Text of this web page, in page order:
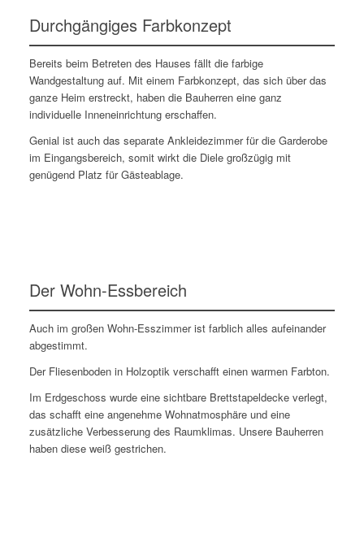
Durchgängiges Farbkonzept
Bereits beim Betreten des Hauses fällt die farbige
Wandgestaltung auf. Mit einem Farbkonzept, das sich über das
ganze Heim erstreckt, haben die Bauherren eine ganz
individuelle Inneneinrichtung erschaffen.
Genial ist auch das separate Ankleidezimmer für die Garderobe
im Eingangsbereich, somit wirkt die Diele großzügig mit
genügend Platz für Gästeablage.
Der Wohn-Essbereich
Auch im großen Wohn-Esszimmer ist farblich alles aufeinander
abgestimmt.
Der Fliesenboden in Holzoptik verschafft einen warmen Farbton.
Im Erdgeschoss wurde eine sichtbare Brettstapeldecke verlegt,
das schafft eine angenehme Wohnatmosphäre und eine
zusätzliche Verbesserung des Raumklimas. Unsere Bauherren
haben diese weiß gestrichen.